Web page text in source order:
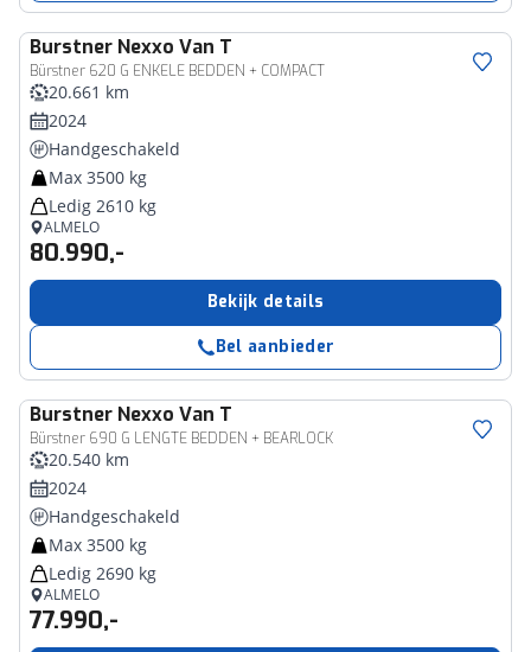
Burstner Nexxo Van T
Bürstner 620 G ENKELE BEDDEN + COMPACT
20.661 km
2024
Handgeschakeld
Max 3500 kg
Ledig 2610 kg
ALMELO
80.990,-
Bekijk details
Bel aanbieder
Burstner Nexxo Van T
Bürstner 690 G LENGTE BEDDEN + BEARLOCK
20.540 km
2024
Handgeschakeld
Max 3500 kg
Ledig 2690 kg
ALMELO
77.990,-